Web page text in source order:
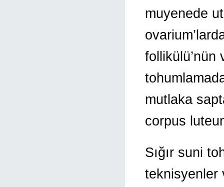
muyenede
follikülü’nün
mutlaka
corpus
Sığır suni
teknisyenler